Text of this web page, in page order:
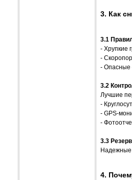
3. Как
3.1
- Хрупкие
-
- Опасные
3.2
Лучшие
-
- GPS-
-
3.3
Надежные
4.